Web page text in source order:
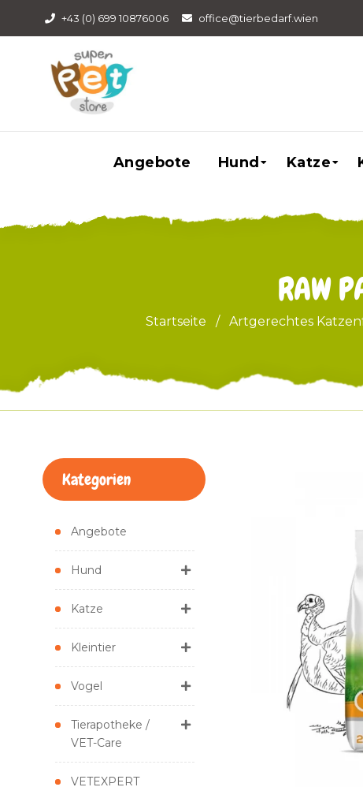
+43 (0) 699 10876006 office@tierbedarf.wien
Angebote Hund Katze
RAW
Startseite / Artgerechtes
Kategorien
Angebote
Hund
Katze
Kleintier
Vogel
Tierapotheke /
VET-Care
VETEXPERT